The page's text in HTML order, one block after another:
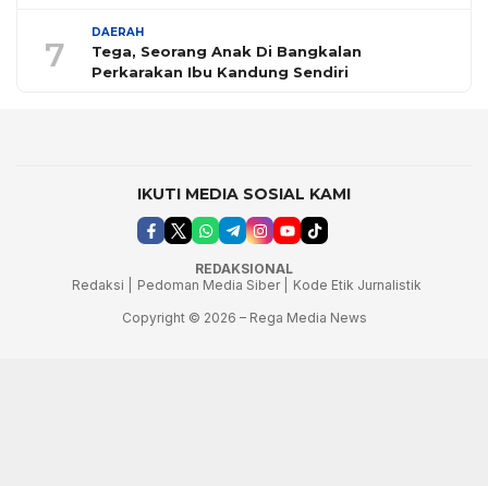
7
DAERAH
Tega, Seorang Anak Di Bangkalan
Perkarakan Ibu Kandung Sendiri
IKUTI MEDIA SOSIAL KAMI
REDAKSIONAL
Redaksi |
Pedoman Media Siber |
Kode Etik Jurnalistik
Copyright © 2026 – Rega Media News